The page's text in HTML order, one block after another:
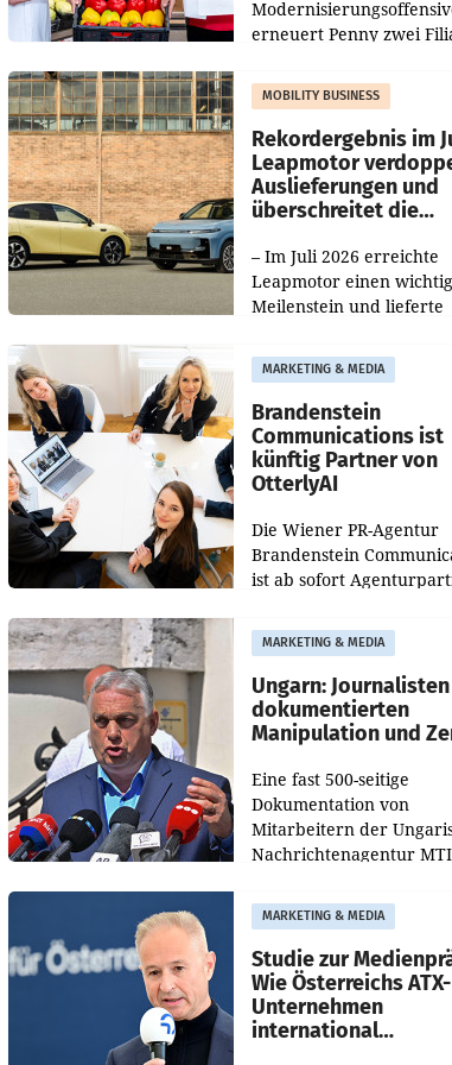
erneuert Penny zwei
Die beiden Standorte
Haag sowie im rund
MOBILITY BUSINESS
Rekordergebnis im
Leapmotor
Auslieferungen und
überschreitet die
– Im Juli 2026 erreichte
Leapmotor einen
Meilenstein und lieferte
aus, womit sich das
gegenüber Juli 2025
verdoppelte (+102
MARKETING & MEDIA
Brandenstein
Communications ist
künftig Partner von
OtterlyAI
Die Wiener PR-Agentur
Brandenstein
ist ab sofort
Optimierungsplattform
OtterlyAI. Damit baut die
Agentur ihr
MARKETING & MEDIA
Ungarn: Journalisten
dokumentierten
Manipulation und
Eine fast 500-seitige
Dokumentation von
Mitarbeitern der
Nachrichtenagentur
Manipulation und Zensur
der Agentur während
MARKETING & MEDIA
Studie zur
Wie Österreichs ATX-
Unternehmen
international